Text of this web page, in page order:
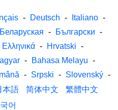
- Deutsch - Italiano -
Беларуская - Български -
Ελληνικά - Hrvatski -
- Bahasa Melayu -
- Srpski - Slovenský -
本語 简体中文
繁體中文
어